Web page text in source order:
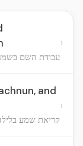
עבודת השם
›
and
קריאת שמע
›